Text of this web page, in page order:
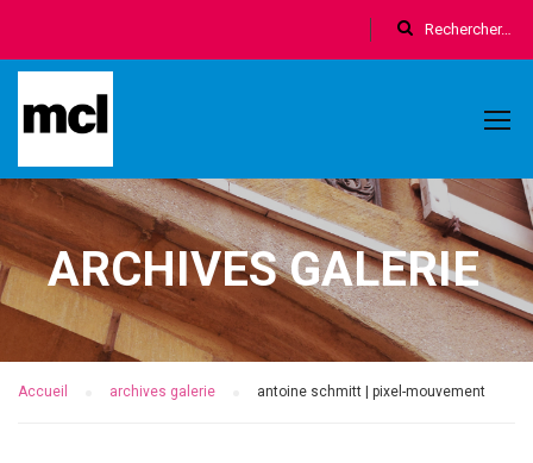
ARCHIVES GALERIE
Accueil archives galerie antoine schmitt | pixel-mouvement